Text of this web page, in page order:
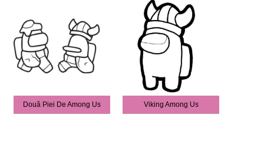
Două Piei De Among Us Viking Among Us